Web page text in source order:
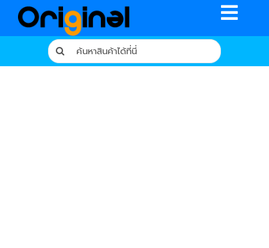
Toggle
Search
for: